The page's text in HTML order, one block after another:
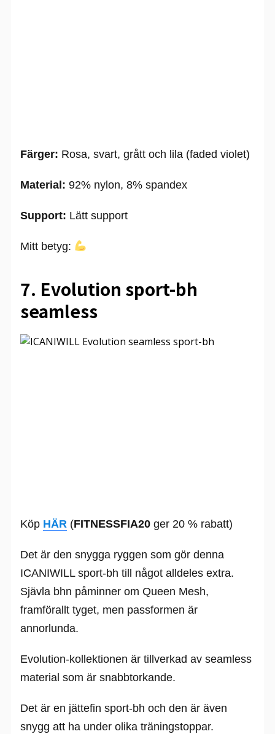
Färger: Rosa, svart, grått och lila (faded violet)
Material: 92% nylon, 8% spandex
Support: Lätt support
Mitt betyg:
7. Evolution sport-bh
seamless
Köp HÄR (FITNESSFIA20 ger 20 % rabatt)
Det är den snygga ryggen som gör denna
ICANIWILL sport-bh till något alldeles extra.
Sjävla bhn påminner om Queen Mesh,
framförallt tyget, men passformen är
annorlunda.
Evolution-kollektionen är tillverkad av seamless
material som är snabbtorkande.
Det är en jättefin sport-bh och den är även
snygg att ha under olika träningstoppar.